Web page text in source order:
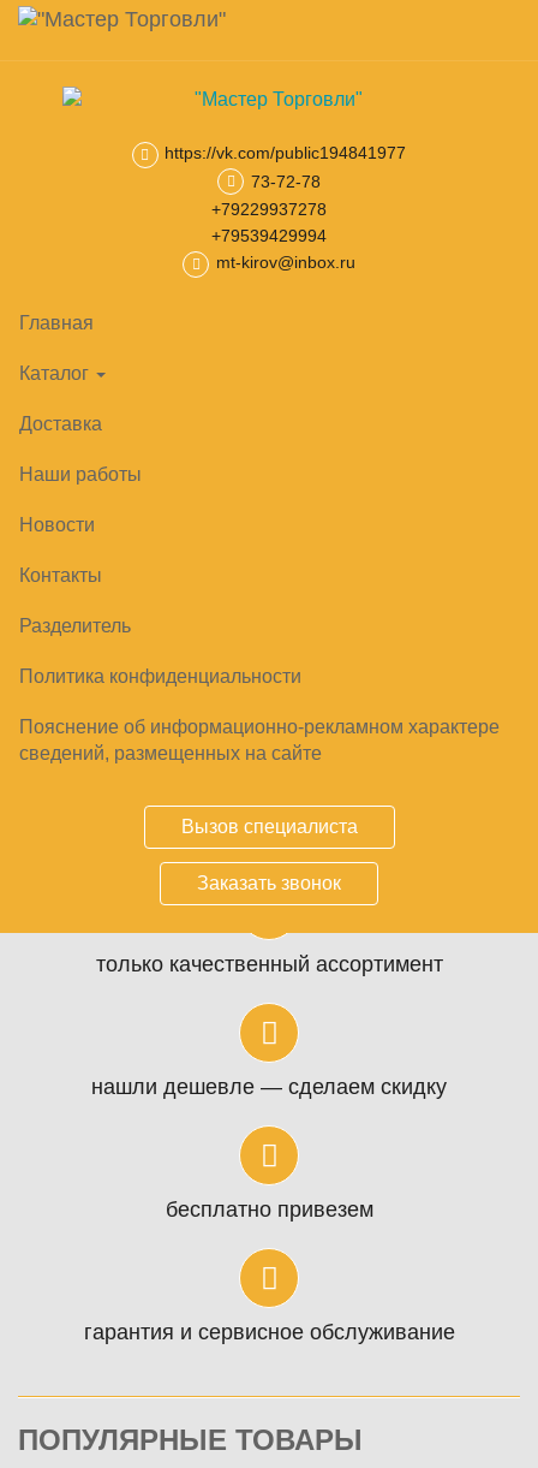
Skip
main
content
Навигация
https://vk.com/public194841977
73-72-78
+79229937278
+79539429994
mt-kirov@inbox.ru
Главная
Каталог
Доставка
Наши работы
Новости
Контакты
Разделитель
Политика конфиденциальности
Пояснение об информационно-рекламном характере
сведений, размещенных на сайте
Вызов специалиста
Заказать звонок
Корзина
товар(ов)
КОМПЛЕКСНОЕ ОСНАЩЕНИЕ ТОРГОВЫХ
Преимущества
только качественный ассортимент
нашли дешевле — сделаем скидку
бесплатно привезем
гарантия и сервисное обслуживание
ПОПУЛЯРНЫЕ ТОВАРЫ